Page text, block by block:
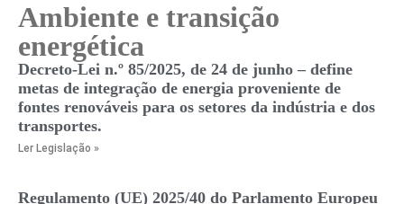
Ambiente e transição
energética
Decreto-Lei n.º 85/2025, de 24 de junho – define
metas de integração de energia proveniente de
fontes renováveis para os setores da indústria e dos
transportes.
Ler Legislação »
Regulamento (UE) 2025/40 do Parlamento Europeu